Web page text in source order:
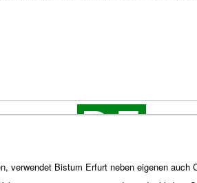
verwendet Bistum Erfurt neben eigenen